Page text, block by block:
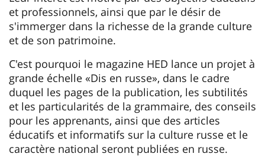
et professionnels, ainsi que par le désir de
s'immerger dans la richesse de la grande culture
et de son patrimoine.
C'est pourquoi le magazine HED lance un projet à
grande échelle «Dis en russe», dans le cadre
duquel les pages de la publication, les subtilités
et les particularités de la grammaire, des conseils
pour les apprenants, ainsi que des articles
éducatifs et informatifs sur la culture russe et le
caractère national seront publiées en russe.